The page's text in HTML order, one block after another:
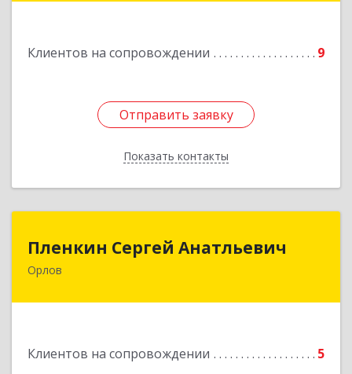
Клиентов на сопровождении 9
Отправить заявку
Показать контакты
Отправить заявку
Назад
Пленкин Сергей Анатльевич
Орлов
Клиентов на сопровождении 5
Пленкин Сергей Анатльевич